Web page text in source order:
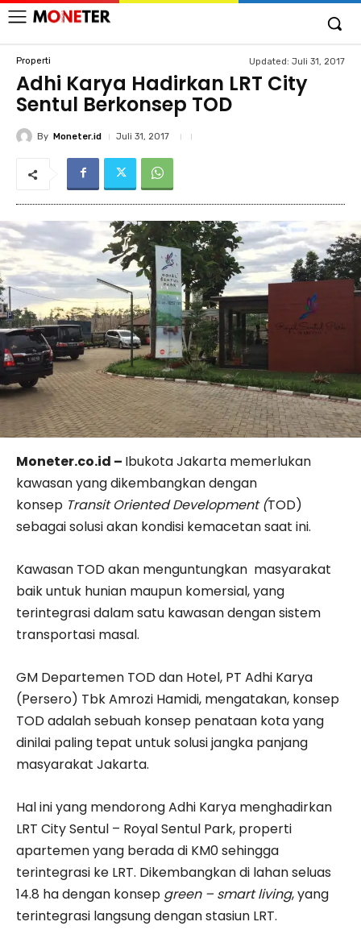
Properti Updated: Juli 31, 2017
Adhi Karya Hadirkan LRT City
Sentul Berkonsep TOD
By Moneter.id Juli 31, 2017
Moneter.co.id – IbukotaJakarta memerlukan
kawasan yang dikembangkan dengan
konsep Transit Oriented Development (TOD)
sebagai solusi akan kondisi kemacetan saat ini.
Kawasan TOD akan menguntungkan masyarakat
baik untuk hunian maupun komersial, yang
terintegrasi dalam satu kawasan dengan sistem
transportasi masal.
GM Departemen TOD dan Hotel, PT Adhi Karya
(Persero) TbkAmrozi Hamidi, mengatakan, konsep
TOD adalah sebuah konsep penataan kota yang
dinilai paling tepat untuk solusi jangka panjang
masyarakat Jakarta.
Hal ini yang mendorong Adhi Karya menghadirkan
LRT City Sentul – Royal Sentul Park, properti
apartemen yang berada di KM0 sehingga
terintegrasi ke LRT. Dikembangkan di lahan seluas
14.8 ha dengan konsep green – smart living, yang
terintegrasi langsung dengan stasiun LRT.